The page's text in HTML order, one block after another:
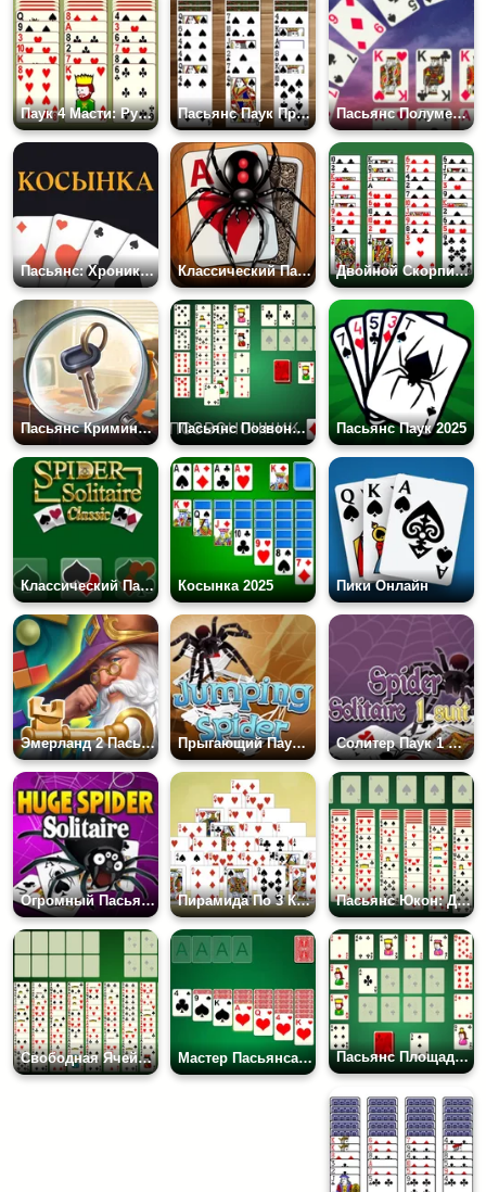
Паук 4 Масти: Русский Пасьянс Паук Простой Пасьянс Полумесяц
Пасьянс: Хроники Косынки Классический Пасьянс Паук Двойной Скорпион
Пасьянс Криминальные Истории Пасьянс Позвоночник Пасьянс Паук 2025
Классический Пасьянс Паук Косынка 2025 Пики Онлайн
Эмерланд 2 Пасьянс Карты Червы Прыгающий Паук 4 Масти Солитер Паук 1 Масть
Огромный Пасьянс Паук Пирамида По 3 Карты Пасьянс Юкон: Две Колоды
Свободная Ячейка: 3 Колоды Мастер Пасьянса: Классическая Карта Пасьянс Площадь Наполеона